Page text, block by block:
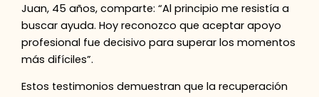
Juan, 45 años, comparte: “Al principio me resistía a
buscar ayuda. Hoy reconozco que aceptar apoyo
profesional fue decisivo para superar los momentos
más difíciles”.
Estos testimonios demuestran que la recuperación